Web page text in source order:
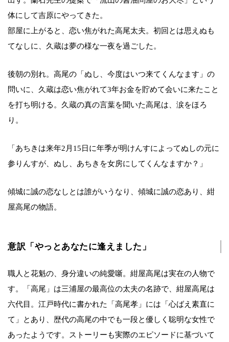
体にして吉原にやってきた。
部屋に上がると、恋い焦がれた高尾太夫。初回とは思えぬも
てなしに、久蔵は夢の様な一夜を過ごした。
後朝の別れ。高尾の「ぬし、今度はいつ来てくんなます」の
問いに、久蔵は恋い焦がれて3年お金を貯めて会いに来たこと
を打ち明ける。久蔵の真の言葉を聞いた高尾は、涙をほろ
り。
「あちきは来年2月15日に年季が明けんすによってぬしの元に
参りんすが、ぬし、あちきを女房にしてくんなますか？」
傾城に誠の恋なしとは誰がいうなり、傾城に誠の恋あり、紺
屋高尾の物語。
意訳「やっとあなたに逢えました」
職人と花魁の、身分違いの純愛噺。紺屋高尾は実在の人物で
す。「高尾」は三浦屋の最高位の太夫の名跡で、紺屋高尾は
六代目。江戸時代に書かれた「高尾孝」には「心ばえ素直に
て」とあり、歴代の高尾の中でも一段と優しく聡明な女性で
あったようです。ストーリーも実際のエピソードに基づいて